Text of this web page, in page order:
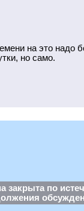
на это надо
но само.
закрыта по